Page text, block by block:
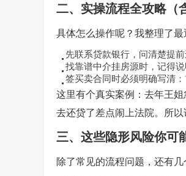
二、实操流程全攻略（
具体怎么操作呢？我整理了
先联系贷款银行 ，问清楚提
找靠谱中介挂房源时，记得
签买卖合同时必须明确写清
这里有个真实案例：去年王
去还贷了差点闹上法院。所以
三、这些隐形风险你可
除了常见的流程问题，还有几